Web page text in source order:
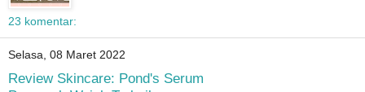
23 komentar:
Selasa, 08 Maret 2022
Review Skincare: Pond's Serum